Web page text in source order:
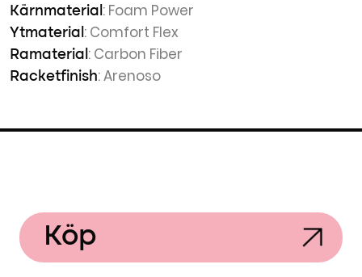
Kärnmaterial : Foam Power
Ytmaterial : Comfort Flex
Ramaterial : Carbon Fiber
Racketfinish: Arenoso
Köp